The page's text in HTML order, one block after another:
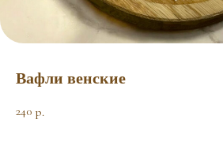
Вафли венские
240 р.